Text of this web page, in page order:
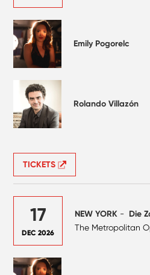
Emily Pogorelc
Rolando Villazón
TICKETS
17
DEC 2026
NEW YORK - Die
The Metropolitan